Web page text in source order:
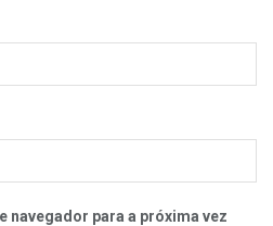
navegador para a próxima vez